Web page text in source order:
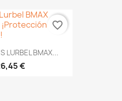
LURBEL BMAX...
€
favorite_border